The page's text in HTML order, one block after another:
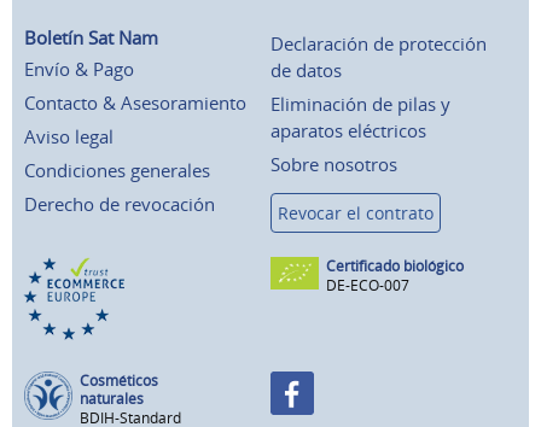
Boletín Sat Nam
Envío & Pago
Contacto & Asesoramiento
Aviso legal
Condiciones generales
Derecho de revocación
Declaración de protección
de datos
Eliminación de pilas y
aparatos eléctricos
Sobre nosotros
Revocar el contrato
Certificado biológico
DE-ECO-007
Cosméticos
naturales
BDIH-Standard